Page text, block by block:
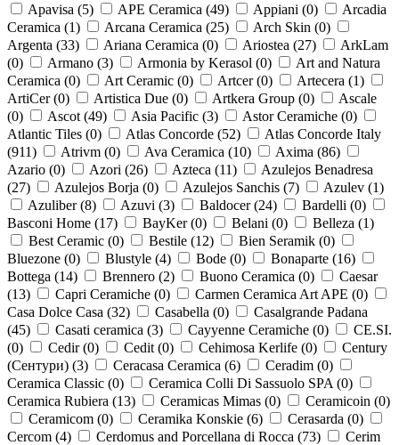
Apavisa (5) APE Ceramica (49) Appiani (0)
Arcadia
Ceramica (1) Arcana Ceramica (25) Arch Skin (0)
Argenta (33) Ariana Ceramica (0) Ariostea (27)
ArkLam
(0) Armano (3) Armonia by Kerasol (0)
Art and Natura
Ceramica (0) Art Ceramic (0) Artcer (0) Artecera (1)
ArtiCer (0) Artistica Due (0) Artkera Group (0)
Ascale
(0) Ascot (49) Asia Pacific (3) Astor Ceramiche (0)
Atlantic Tiles (0) Atlas Concorde (52)
Atlas Concorde Italy
(911) Atrivm (0) Ava Ceramica (10) Axima (86)
Azario (0) Azori (26) Azteca (11)
Azulejos Benadresa
(27) Azulejos Borja (0) Azulejos Sanchis (7) Azulev (1)
Azuliber (8) Azuvi (3) Baldocer (24) Bardelli (0)
Basconi Home (17) BayKer (0) Belani (0) Belleza (1)
Best Ceramic (0) Bestile (12) Bien Seramik (0)
Bluezone (0) Blustyle (4) Bode (0) Bonaparte (16)
Bottega (14) Brennero (2) Buono Ceramica (0)
Caesar
(13) Capri Ceramiche (0) Carmen Ceramica Art APE (0)
Casa Dolce Casa (32) Casabella (0)
Casalgrande Padana
(45) Casati ceramica (3) Cayyenne Ceramiche (0)
CE.SI.
(0) Cedir (0) Cedit (0) Cehimosa Kerlife (0)
Century
(Сентури) (3) Ceracasa Ceramica (6) Ceradim (0)
Ceramica Classic (0) Ceramica Colli Di Sassuolo SPA (0)
Ceramica Rubiera (13) Ceramicas Mimas (0) Ceramicoin (0)
Ceramicom (0) Ceramika Konskie (6) Cerasarda (0)
Cercom (4) Cerdomus and Porcellana di Rocca (73)
Cerim